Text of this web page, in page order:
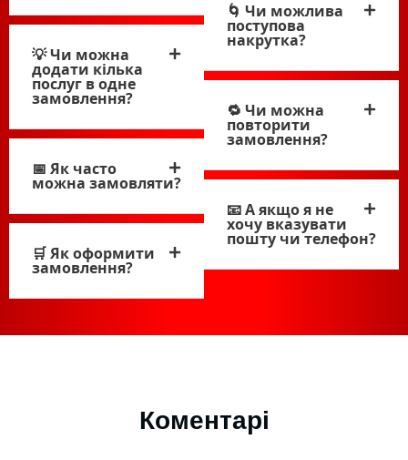
💡 Чи можна
додати кілька
послуг в одне
замовлення?
📅 Як часто
можна замовляти?
🛒 Як оформити
замовлення?
🌀 Чи можлива
поступова
накрутка?
🔁 Чи можна
повторити
замовлення?
📧 А якщо я не
хочу вказувати
пошту чи телефон?
Коментарі